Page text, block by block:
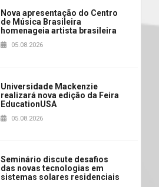
Nova apresentação do Centro
de Música Brasileira
homenageia artista brasileira
05.08.2026
Universidade Mackenzie
realizará nova edição da Feira
EducationUSA
05.08.2026
Seminário discute desafios
das novas tecnologias em
sistemas solares residenciais